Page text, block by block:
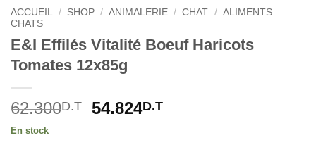
ACCUEIL / SHOP / ANIMALERIE / CHAT / ALIMENTS
CHATS
E&I Effilés Vitalité Boeuf Haricots
Tomates 12x85g
62.300D.T
Le
54.824D.TLe
En stock